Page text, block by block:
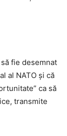
fie desemnat
al NATO și că
ca să
transmite